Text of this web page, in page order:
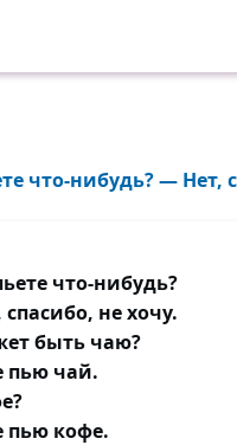
что-нибудь? ― Нет,
что-нибудь?
не хочу.
быть чаю?
пью чай.
пью кофе.